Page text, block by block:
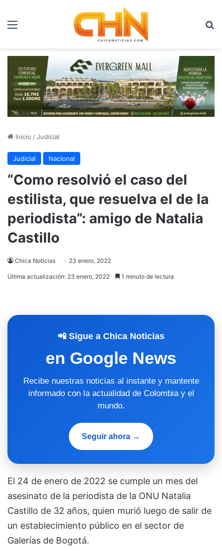
Menú
Inicio /Judicial
Judicial Nacional
“Como resolvió el caso del
estilista, que resuelva el de la
periodista”: amigo de Natalia
Castillo
Chica Noticias 23 enero, 2022
Última actualización: 23 enero, 2022 1 minuto de lectura
📲 Sigue a Chica Noticias
en Google News
Recibe nuestras noticias al instante y mantente
informado con la actualidad de Colombia y el
mundo.
Seguir ahora →
El 24 de enero de 2022 se cumple un mes del
asesinato de la periodista de la ONU Natalia
Castillo de 32 años, quien murió luego de salir de
un establecimiento público en el sector de
Galerías de Bogotá.